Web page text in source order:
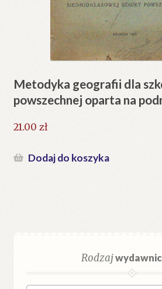
Metodyka geografii dla
powszechnej oparta na
21.00 zł
Dodaj do koszyka
Rodzaj